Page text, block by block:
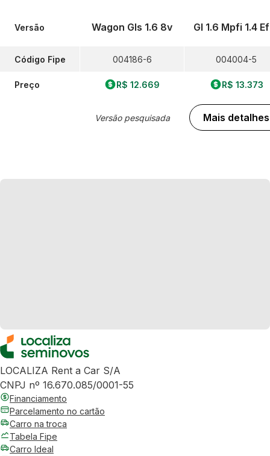
Versão
Código Fipe
Preço
Wagon Gls 1.6 8v
004186-6
R$ 12.669
Versão pesquisada
Gl 1.6 Mpfi 1.4
004004-5
R$ 13.373
Mais detalhes
LOCALIZA Rent a Car S/A
CNPJ nº 16.670.085/0001-55
Financiamento
Parcelamento no cartão
Carro na troca
Tabela Fipe
Carro Ideal